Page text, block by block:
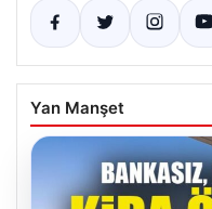
Yan Manşet